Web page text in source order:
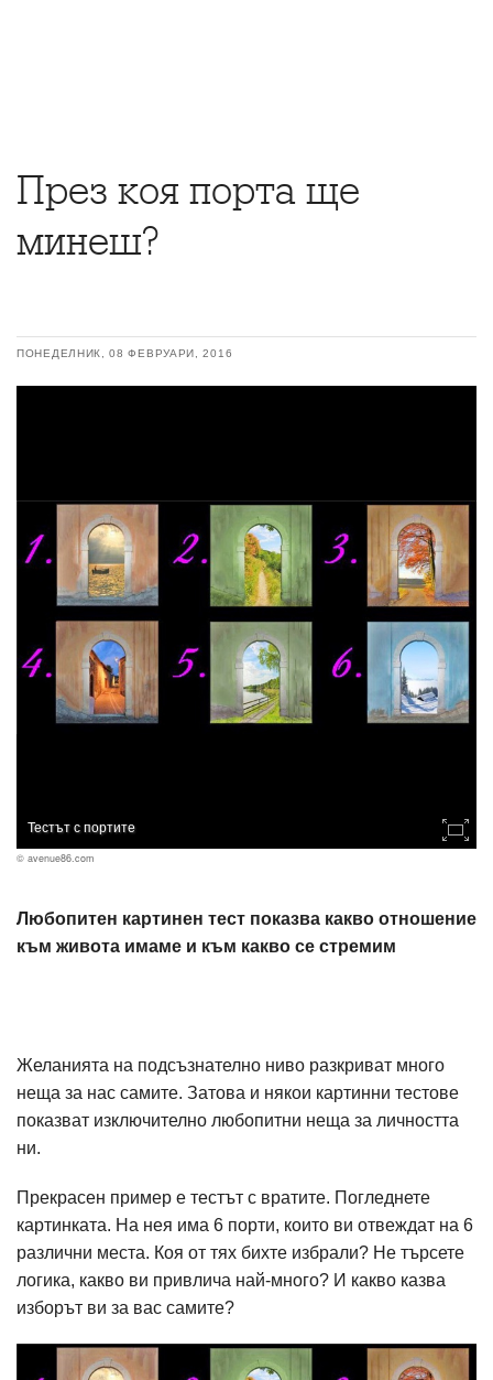
През коя порта ще
минеш?
ПОНЕДЕЛНИК, 08 ФЕВРУАРИ, 2016
Тестът с портите
© avenue86.com
Любопитен картинен тест показва какво отношение
към живота имаме и към какво се стремим
Желанията на подсъзнателно ниво разкриват много
неща за нас самите. Затова и някои картинни тестове
показват изключително любопитни неща за личността
ни.
Прекрасен пример е тестът с вратите. Погледнете
картинката. На нея има 6 порти, които ви отвеждат на 6
различни места. Коя от тях бихте избрали? Не търсете
логика, какво ви привлича най-много? И какво казва
изборът ви за вас самите?